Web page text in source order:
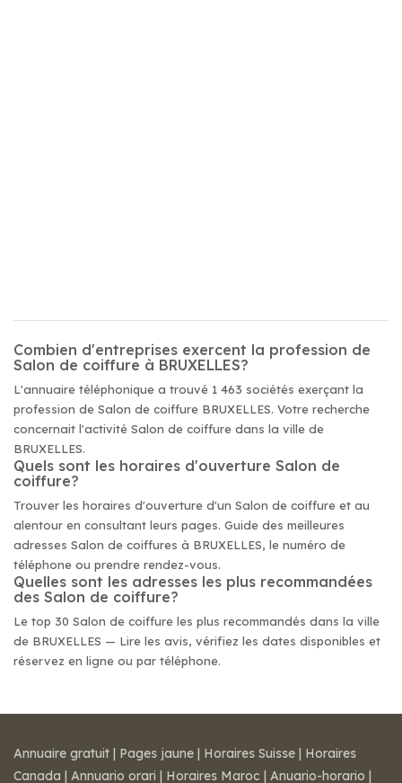
Combien d'entreprises exercent la profession de
Salon de coiffure à BRUXELLES?
L'annuaire téléphonique a trouvé 1 463 sociétés exerçant la
profession de Salon de coiffure BRUXELLES. Votre recherche
concernait l'activité Salon de coiffure dans la ville de
BRUXELLES.
Quels sont les horaires d'ouverture Salon de
coiffure?
Trouver les horaires d'ouverture d'un Salon de coiffure et au
alentour en consultant leurs pages. Guide des meilleures
adresses Salon de coiffures à BRUXELLES, le numéro de
téléphone ou prendre rendez-vous.
Quelles sont les adresses les plus recommandées
des Salon de coiffure?
Le top 30 Salon de coiffure les plus recommandés dans la ville
de BRUXELLES — Lire les avis, vérifiez les dates disponibles et
réservez en ligne ou par téléphone.
Annuaire gratuit | Pages jaune | Horaires Suisse | Horaires
Canada | Annuario orari | Horaires Maroc | Anuario-horario |